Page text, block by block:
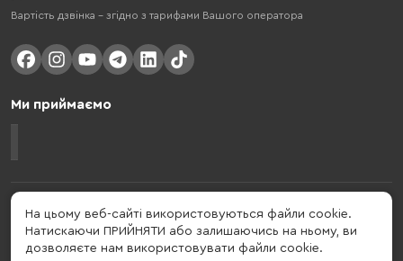
Вартість дзвінка – згідно з тарифами Вашого оператора
Ми приймаємо
Gelius - український бренд, який активно розвивається у сфері смарт
гаджетів та мобільних аксесуарів. Бренд заснований в 2013 році. Gelius
- це набагато більше ніж просто бренд, це стиль життя, який об'єднує в
собі драйв, радість, швидкість, новації і практичність.
На цьому веб-сайті використовуються файли cookie.
Натискаючи ПРИЙНЯТИ або залишаючись на ньому, ви
дозволяєте нам використовувати файли cookie.